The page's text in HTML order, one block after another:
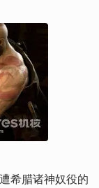
希腊诸神奴役的